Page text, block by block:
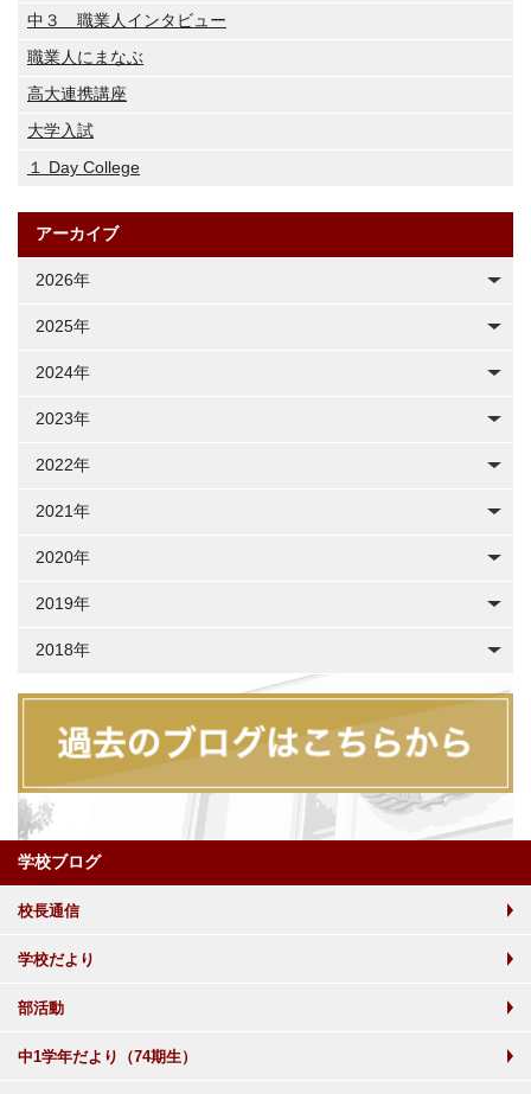
中３ 職業人インタビュー
職業人にまなぶ
高大連携講座
大学入試
１ Day College
アーカイブ
2026年
2025年
2024年
2023年
2022年
2021年
2020年
2019年
2018年
学校ブログ
校長通信
学校だより
部活動
中1学年だより（74期生）